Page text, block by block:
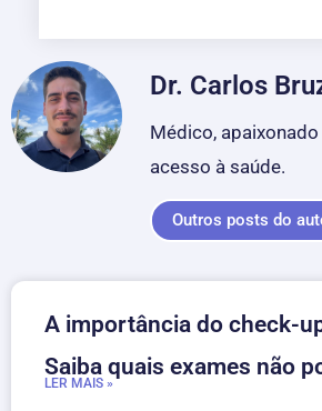
Dr. Carlos
Médico,
acesso à saúde.
Outros posts do
A importância do check-
Saiba quais exames não
LER MAIS »